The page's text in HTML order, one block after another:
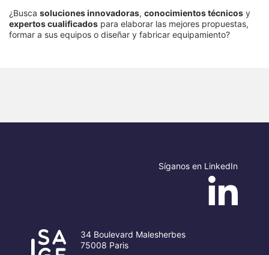
¿Busca soluciones innovadoras, conocimientos técnicos y
expertos cualificados para elaborar las mejores propuestas,
formar a sus equipos o diseñar y fabricar equipamiento?
34 Boulevard Malesherbes
75008 Paris
Síganos en LinkedIn